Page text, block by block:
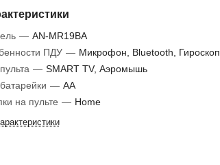
— AN-MR19BA
ПДУ — Микрофон, Bluetooth, Гироскоп
— SMART TV, Аэромышь
— AA
на пульте — Home